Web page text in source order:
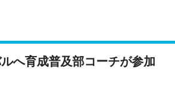
へ育成普及部コーチが参加